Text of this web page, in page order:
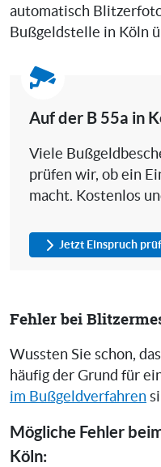
automatisch
Bußgeldstelle in Köln
Auf der B 55a in
Viele
prüfen wir, ob ein
macht. Kostenlos
Jetzt Einspruch
Fehler bei
Wussten Sie schon,
häufig der Grund für
im Bußgeldverfahren
Mögliche Fehler
Köln: